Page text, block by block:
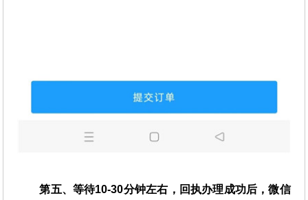
第五、等待10-30分钟左右，回执办理成功后，微信